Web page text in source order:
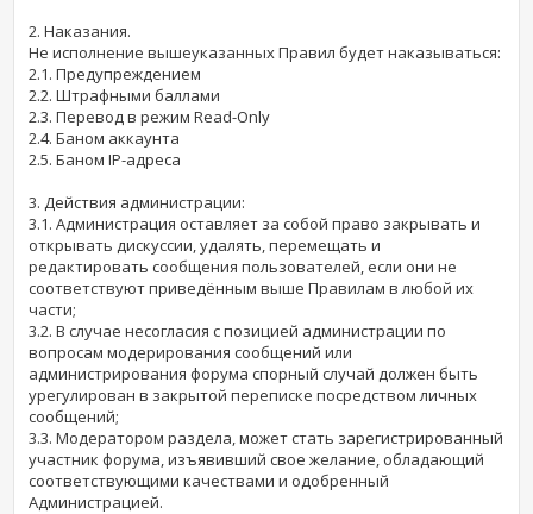
2. Наказания.
Не исполнение вышеуказанных Правил будет наказываться:
2.1. Предупреждением
2.2. Штрафными баллами
2.3. Перевод в режим Read-Only
2.4. Баном аккаунта
2.5. Баном IP-адреса
3. Действия администрации:
3.1. Администрация оставляет за собой право закрывать и
открывать дискуссии, удалять, перемещать и
редактировать сообщения пользователей, если они не
соответствуют приведённым выше Правилам в любой их
части;
3.2. В случае несогласия с позицией администрации по
вопросам модерирования сообщений или
администрирования форума спорный случай должен быть
урегулирован в закрытой переписке посредством личных
сообщений;
3.3. Модератором раздела, может стать зарегистрированный
участник форума, изъявивший свое желание, обладающий
соответствующими качествами и одобренный
Администрацией.